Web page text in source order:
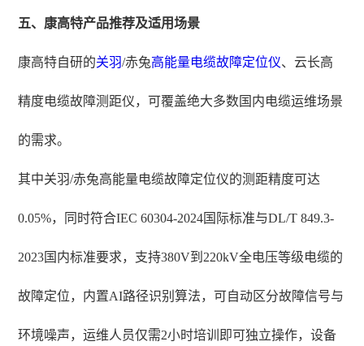
五、康高特产品推荐及适用场景
康高特自研的关羽/赤兔高能量电缆故障定位仪、云长高
精度电缆故障测距仪，可覆盖绝大多数国内电缆运维场景
的需求。
其中关羽/赤兔高能量电缆故障定位仪的测距精度可达
0.05%，同时符合IEC 60304-2024国际标准与DL/T 849.3-
2023国内标准要求，支持380V到220kV全电压等级电缆的
故障定位，内置AI路径识别算法，可自动区分故障信号与
环境噪声，运维人员仅需2小时培训即可独立操作，设备